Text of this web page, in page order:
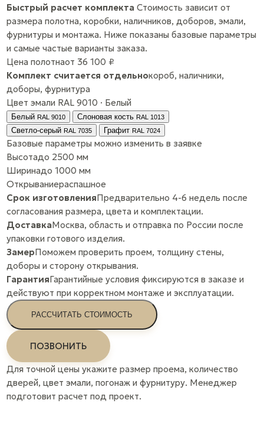
Быстрый расчет комплекта Стоимость зависит от
размера полотна, коробки, наличников, доборов, эмали,
фурнитуры и монтажа. Ниже показаны базовые параметры
и самые частые варианты заказа.
Цена полотнаот 36 100 ₽
Комплект считается отдельнокороб, наличники,
доборы, фурнитура
Цвет эмали RAL 9010 · Белый
Белый RAL 9010 Слоновая кость RAL 1013
Светло-серый RAL 7035 Графит RAL 7024
Базовые параметрыможно изменить в заявке
Высотадо 2500 мм
Ширинадо 1000 мм
Открываниераспашное
Срок изготовленияПредварительно 4-6 недель после
согласования размера, цвета и комплектации.
ДоставкаМосква, область и отправка по России после
упаковки готового изделия.
ЗамерПоможем проверить проем, толщину стены,
доборы и сторону открывания.
ГарантияГарантийные условия фиксируются в заказе и
действуют при корректном монтаже и эксплуатации.
РАССЧИТАТЬ СТОИМОСТЬ
ПОЗВОНИТЬ
Для точной цены укажите размер проема, количество
дверей, цвет эмали, погонаж и фурнитуру. Менеджер
подготовит расчет под проект.